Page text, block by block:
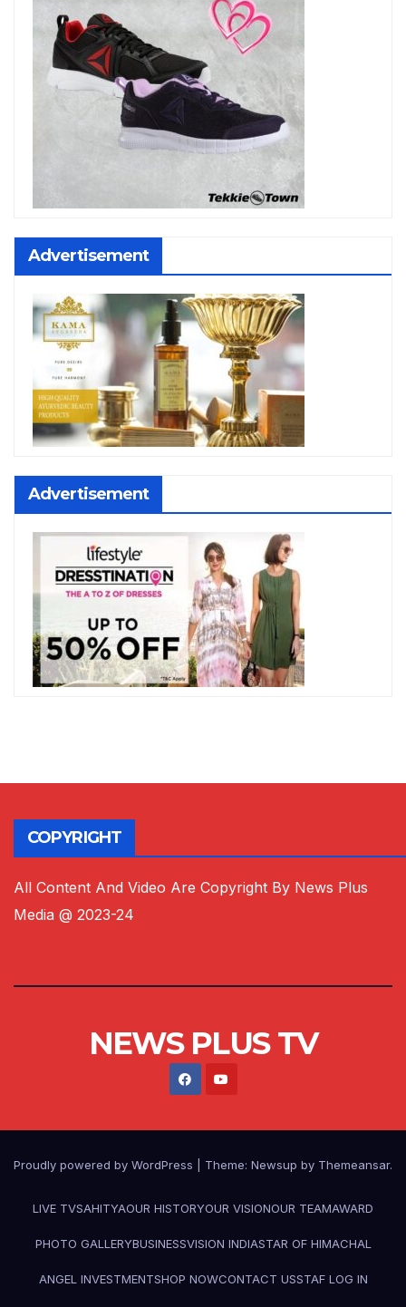
Advertisement
Advertisement
COPYRIGHT
All Content And Video Are Copyright By News Plus
Media @ 2023-24
NEWS PLUS TV
Proudly powered by WordPress Theme: Newsup by Themeansar.
LIVE TVSAHITYAOUR HISTORYOUR VISIONOUR TEAMAWARD
PHOTO GALLERYBUSINESSVISION INDIASTAR OF HIMACHAL
ANGEL INVESTMENTSHOP NOWCONTACT USSTAF LOG IN